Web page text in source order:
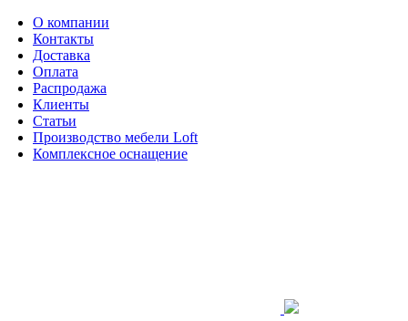
О компании
Контакты
Доставка
Оплата
Распродажа
Клиенты
Статьи
Производство мебели Loft
Комплексное оснащение